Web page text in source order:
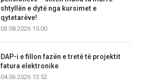
shtyllën e dytë nga kursimet e
qytetarëve!
03.08.2026 15:00
DAP-i e fillon fazën e tretë të projektit
fatura elektronike
04.06.2026 13:52